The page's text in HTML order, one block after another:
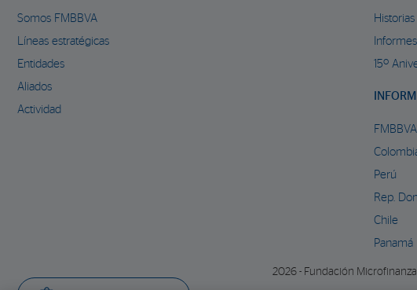
Somos FMBBVA
Líneas estratégicas
Entidades
Aliados
Actividad
15º
FMBBVA
Perú
Rep.
Chile
Panamá
2026 - Fundación